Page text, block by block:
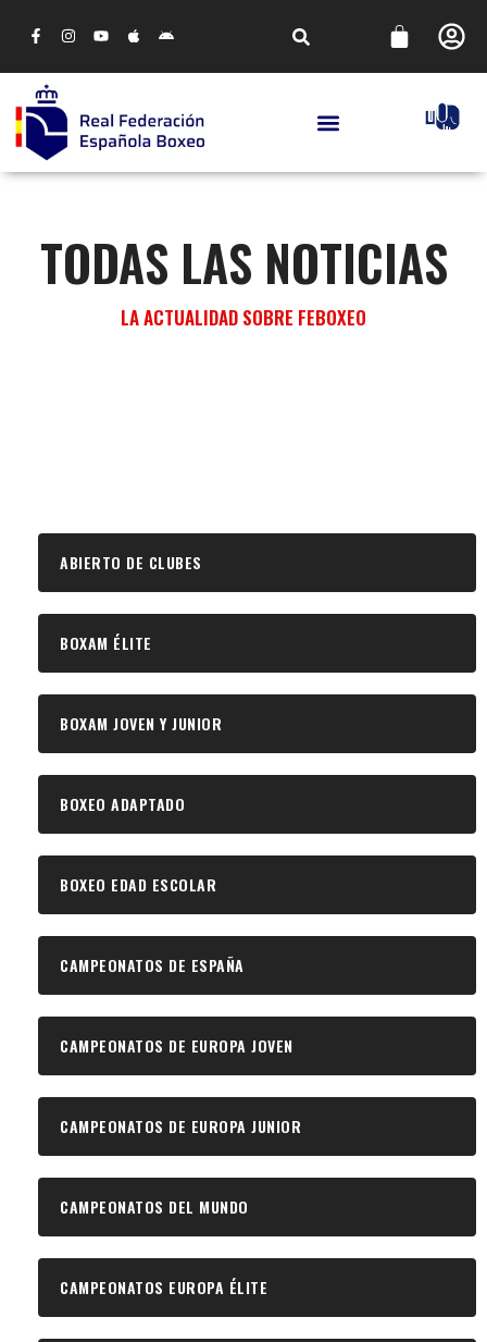
TODAS LAS NOTICIAS
LA ACTUALIDAD SOBRE FEBOXEO
ABIERTO DE CLUBES
BOXAM ÉLITE
BOXAM JOVEN Y JUNIOR
BOXEO ADAPTADO
BOXEO EDAD ESCOLAR
CAMPEONATOS DE ESPAÑA
CAMPEONATOS DE EUROPA JOVEN
CAMPEONATOS DE EUROPA JUNIOR
CAMPEONATOS DEL MUNDO
CAMPEONATOS EUROPA ÉLITE